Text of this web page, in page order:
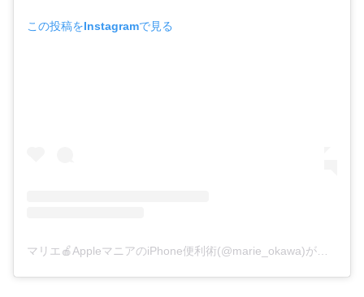
この投稿をInstagramで見る